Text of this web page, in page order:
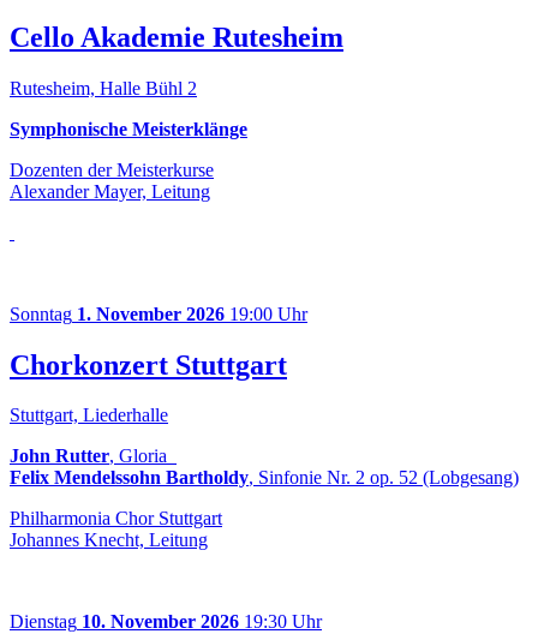
Cello Akademie Rutesheim
Rutesheim, Halle Bühl 2
Symphonische Meisterklänge
Dozenten der Meisterkurse
Alexander Mayer, Leitung
Sonntag 1. November 2026 19:00 Uhr
Chorkonzert Stuttgart
Stuttgart, Liederhalle
John Rutter, Gloria
Felix Mendelssohn Bartholdy, Sinfonie Nr. 2 op. 52 (Lobgesang)
Philharmonia Chor Stuttgart
Johannes Knecht, Leitung
Dienstag 10. November 2026 19:30 Uhr